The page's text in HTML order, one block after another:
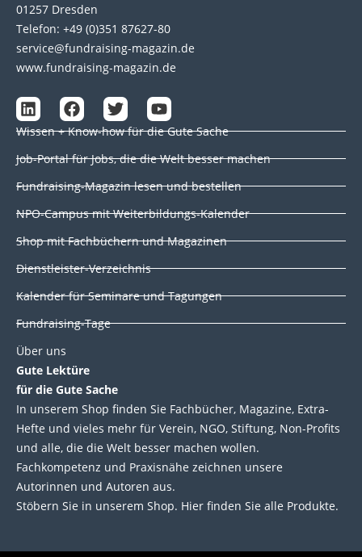
01257 Dresden
Telefon: +49 (0)351 87627-80
service@fundraising-magazin.de
www.fundraising-magazin.de
L
i
n
k
e
d
n
F
a
c
e
b
o
k
T
w
i
t
e
Y
o
u
t
u
b
Wissen + Know-how für die Gute Sache
Job-Portal für Jobs, die die Welt besser machen
Fundraising-Magazin lesen und bestellen
NPO-Campus mit Weiterbildungs-Kalender
Shop mit Fachbüchern und Magazinen
Dienstleister-Verzeichnis
Kalender für Seminare und Tagungen
Fundraising-Tage
Über uns
Gute Lektüre
für die Gute Sache
In unserem Shop finden Sie Fachbücher, Magazine, Extra-
Hefte und vieles mehr für Verein, NGO, Stiftung, Non-Profits
und alle, die die Welt besser machen wollen.
Fachkompetenz und Praxisnähe zeichnen unsere
Autorinnen und Autoren aus.
Stöbern Sie in unserem Shop. Hier finden Sie alle Produkte.